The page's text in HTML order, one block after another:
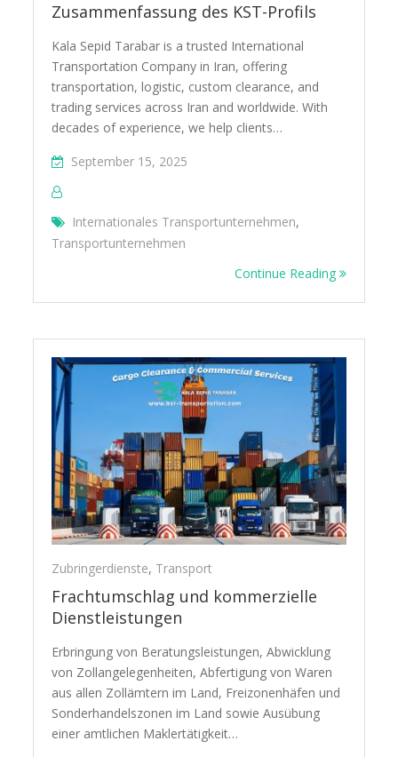
Zusammenfassung des KST-Profils
Kala Sepid Tarabar is a trusted International
Transportation Company in Iran, offering
transportation, logistic, custom clearance, and
trading services across Iran and worldwide. With
decades of experience, we help clients…
September 15, 2025
Internationales Transportunternehmen,
Transportunternehmen
Continue Reading
Zubringerdienste, Transport
Frachtumschlag und kommerzielle
Dienstleistungen
Erbringung von Beratungsleistungen, Abwicklung
von Zollangelegenheiten, Abfertigung von Waren
aus allen Zollämtern im Land, Freizonenhäfen und
Sonderhandelszonen im Land sowie Ausübung
einer amtlichen Maklertätigkeit…